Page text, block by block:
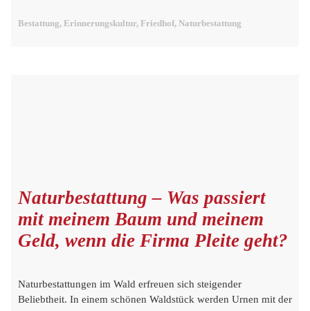
Bestattung, Erinnerungskultur, Friedhof, Naturbestattung
Naturbestattung – Was passiert
mit meinem Baum und meinem
Geld, wenn die Firma Pleite geht?
Naturbestattungen im Wald erfreuen sich steigender
Beliebtheit. In einem schönen Waldstück werden Urnen mit der